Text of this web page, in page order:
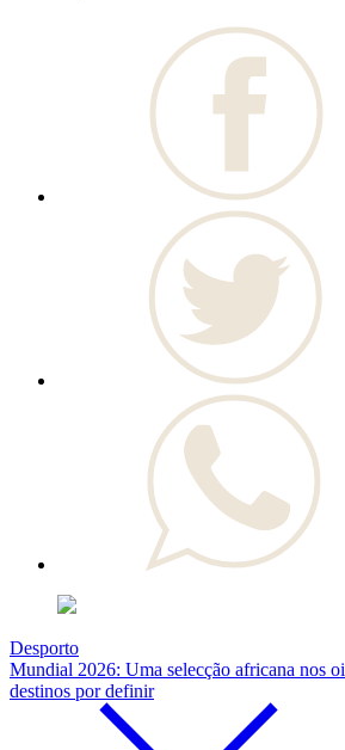
Desporto
Mundial 2026: Uma selecção africana nos
destinos por definir